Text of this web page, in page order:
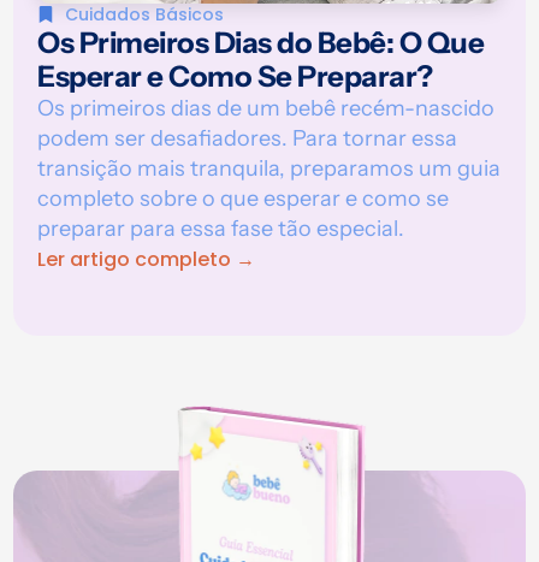
Cuidados Básicos
Os Primeiros Dias do Bebê: O Que
Esperar e Como Se Preparar?
Os primeiros dias de um bebê recém-nascido
podem ser desafiadores. Para tornar essa
transição mais tranquila, preparamos um guia
completo sobre o que esperar e como se
preparar para essa fase tão especial.
Ler artigo completo →